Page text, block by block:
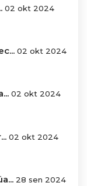
02 okt 2024
02 okt 2024
02 okt 2024
02 okt 2024
28 sen 2024